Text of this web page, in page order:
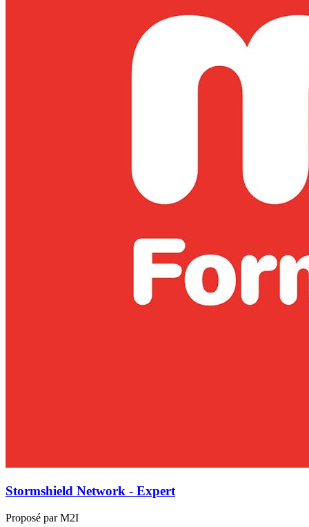
Stormshield Network - Expert
Proposé par M2I